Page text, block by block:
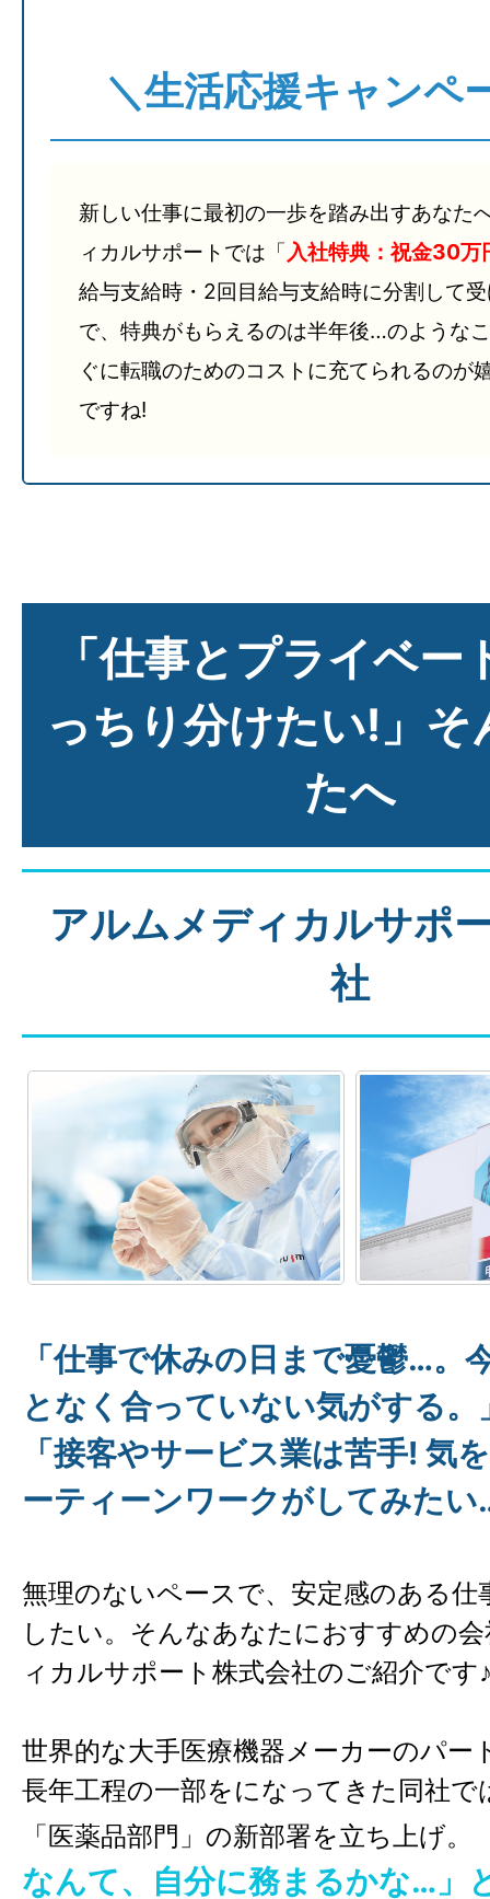
＼生活応援キャンペ
新しい仕事に最初の一歩を踏み出すあなた
ィカルサポートでは「 入社特典：祝金30万
給与支給時・2回目給与支給時に分割して
で、特典がもらえるのは半年後…のような
ぐに転職のためのコストに充てられるのが
ですね!
「仕事とプライベー
っちり分けたい!」そ
たへ
アルムメディカルサポ
社
「仕事で休みの日まで憂鬱…。
となく合っていない気がする。
「接客やサービス業は苦手! 気
ーティーンワークがしてみた
無理のないペースで、安定感のある仕
したい。そんなあなたにおすすめの
ィカルサポート株式会社のご紹介です
世界的な大手医療機器メーカーのパー
長年工程の一部をになってきた同社
「医薬品部門」の新部署を立ち上げ。
なんて、自分に務まるかな…」